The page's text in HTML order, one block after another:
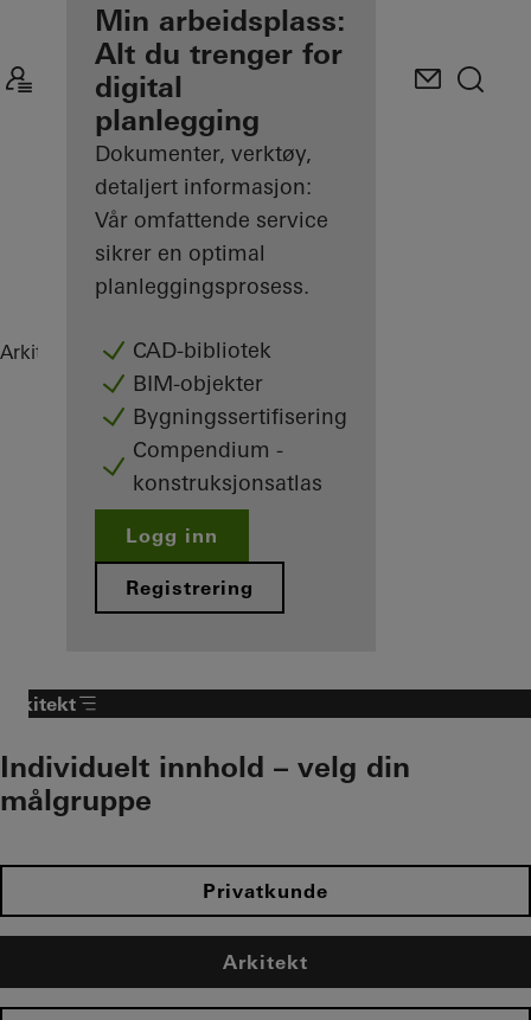
Fordelene for deg
som registrert
arkitekt
Oppdag Min
arbeidsplass
Min arbeidsplass:
Alt du trenger for
digital
planlegging
Dokumenter, verktøy,
detaljert informasjon:
Vår omfattende service
sikrer en optimal
planleggingsprosess.
CAD-bibliotek
BIM-objekter
Bygningssertifisering
Compendium -
konstruksjonsatlas
Logg inn
Registrering
Arkitekt ReferanseprosjekterVilla Arrondi
Arkitekt
Individuelt innhold – velg din
målgruppe
Privatkunde
Arkitekt